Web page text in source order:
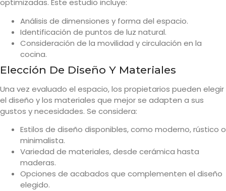
optimizadas. Este estudio incluye:
Análisis de dimensiones y forma del espacio.
Identificación de puntos de luz natural.
Consideración de la movilidad y circulación en la
cocina.
Elección De Diseño Y Materiales
Una vez evaluado el espacio, los propietarios pueden elegir
el diseño y los materiales que mejor se adapten a sus
gustos y necesidades. Se considera:
Estilos de diseño disponibles, como moderno, rústico o
minimalista.
Variedad de materiales, desde cerámica hasta
maderas.
Opciones de acabados que complementen el diseño
elegido.